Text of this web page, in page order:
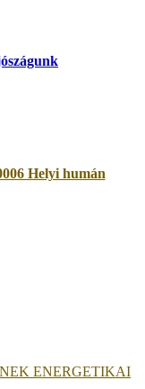
Helyi humán
ENERGETIKAI